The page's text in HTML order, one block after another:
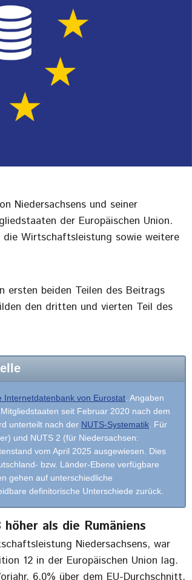
Niedersachsens und seiner
der Europäischen Union.
die Wirtschaftsleistung sowie weitere
ersten beiden Teilen des Beitrags
den dritten und vierten Teil des
Internetdatenbank von Eurostat . Angaben
seit Februar 2020 nach dem
unterteilt nach der NUTS-Systematik . Für
und NUTS 2 (für Niedersachsen:
vom April 2025 ausgewiesen. Dies
bzw. Länder-Ebene verfügbare
gehen auf unterschiedliche
definitorische Unterschiede zurück.
als die Rumäniens
Niedersachsens, war
12 in der Europäischen Union lag.
6,0% über dem EU-Durchschnitt.